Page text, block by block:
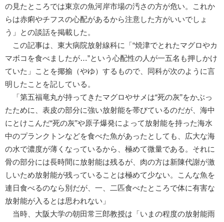
の見たところでは東京の魚河岸市場の汚さの方が危い。これか
らは赤痢やチフスの心配があるから注意した方がいいでしょ
う」との談話を掲載した。
この記事は、東大病院放射線科に「“焼津でとれたマグロやカ
マボコを食べましたが…”という心配性の人が一五名も押しかけ
ていた」ことを揶揄（やゆ）するもので、同科が次のように言
明したことを記している。
「第五福竜丸が持ってきたマグロやサメは“死の灰”をかぶっ
たために、表皮の部分に強い放射能を帯びているのだが、海中
にとけこんだ“死の灰”や原子爆発によって放射能を持った海水
中のプランクトンなどを食べた魚があったとしても、広大な海
の水で濃度が薄くなっているから、極めて微量である。それに
骨の部分には長時間に放射能は残るが、肉の方は新陳代謝が激
しいため放射能が残っていることは極めて少ない。こんな魚を
連日食べるのなら別だが、一、二匹食べたところで体に有害な
放射能が入るとは思われない」
当時、大阪大学の朝田常三郎教授は「いまの程度の放射能雨